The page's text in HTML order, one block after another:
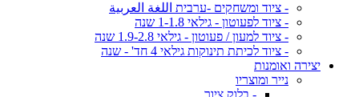
- ציוד ומשחקים -ערבית اللغة العربية
- ציוד לפעוטון - גילאי 1-1.8 שנה
- ציוד למעון / פעוטון - גילאי 1.9-2.8 שנה
- ציוד לכיתת תינוקות גילאי 4 חד' - שנה
יצירה ואומנות
נייר ומוצריו
- בלוק ציור